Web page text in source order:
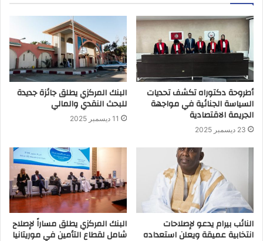
أطروحة دكتوراه تكشف تحديات
السياسة الجنائية في مواجهة
الجريمة الاقتصادية
23 ديسمبر 2025
البنك المركزي يطلق جائزة جديدة
للبحث النقدي والمالي
11 ديسمبر 2025
النائب بيرام يدعو لإصلاحات
انتخابية عميقة ويعلن استعداده
البنك المركزي يطلق مساراً لإصلاح
شامل لقطاع التأمين في موريتانيا